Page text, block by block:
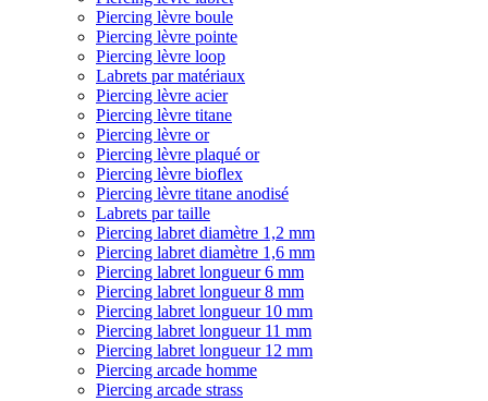
Piercing lèvre boule
Piercing lèvre pointe
Piercing lèvre loop
Labrets par matériaux
Piercing lèvre acier
Piercing lèvre titane
Piercing lèvre or
Piercing lèvre plaqué or
Piercing lèvre bioflex
Piercing lèvre titane anodisé
Labrets par taille
Piercing labret diamètre 1,2 mm
Piercing labret diamètre 1,6 mm
Piercing labret longueur 6 mm
Piercing labret longueur 8 mm
Piercing labret longueur 10 mm
Piercing labret longueur 11 mm
Piercing labret longueur 12 mm
Piercing arcade homme
Piercing arcade strass